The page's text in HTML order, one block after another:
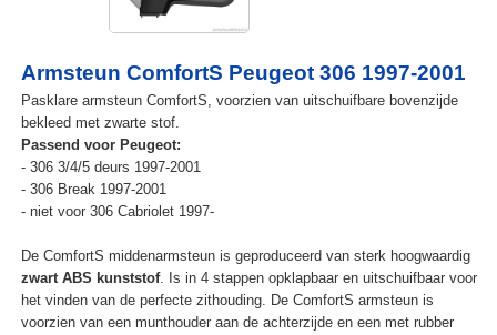
Armsteun ComfortS Peugeot 306 1997-2001
Pasklare armsteun ComfortS, voorzien van uitschuifbare bovenzijde
bekleed met zwarte stof.
Passend voor Peugeot:
- 306 3/4/5 deurs 1997-2001
- 306 Break 1997-2001
- niet voor 306 Cabriolet 1997-
De ComfortS middenarmsteun is geproduceerd van sterk hoogwaardig
zwart ABS kunststof. Is in 4 stappen opklapbaar en uitschuifbaar voor
het vinden van de perfecte zithouding. De ComfortS armsteun is
voorzien van een munthouder aan de achterzijde en een met rubber